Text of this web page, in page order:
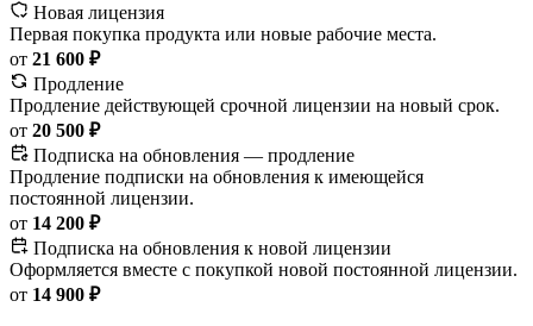
Новая лицензия
Первая покупка продукта или новые рабочие места.
от 21 600 ₽
Продление
Продление действующей срочной лицензии на новый срок.
от 20 500 ₽
Подписка на обновления — продление
Продление подписки на обновления к имеющейся
постоянной лицензии.
от 14 200 ₽
Подписка на обновления к новой лицензии
Оформляется вместе с покупкой новой постоянной лицензии.
от 14 900 ₽